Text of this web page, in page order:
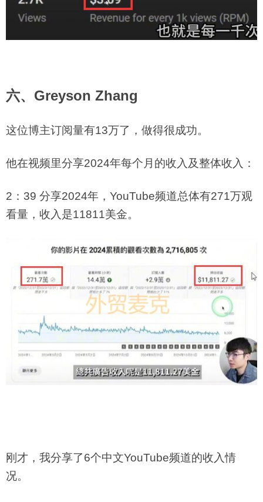
六、Greyson Zhang
这位博主订阅量有13万了，做得很成功。
他在视频里分享2024年每个月的收入及整体收入：
2：39 分享2024年，YouTube频道总体有271万观
看量，收入是11811美金。
刚才，我分享了6个中文YouTube频道的收入情
况。